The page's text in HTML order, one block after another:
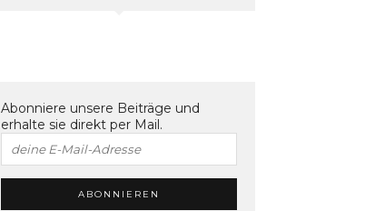
Abonniere unsere Beiträge und
erhalte sie direkt per Mail.